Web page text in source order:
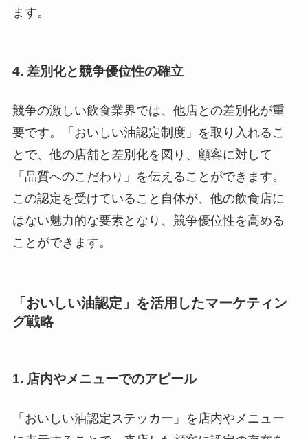
ます。
4. 差別化と競争優位性の確立
競争の激しい飲食業界では、他店との差別化が重
要です。「おいしい油認定制度」を取り入れるこ
とで、他の店舗と差別化を図り、顧客に対して
「品質へのこだわり」を伝えることができます。
この認定を受けていること自体が、他の飲食店に
はない魅力的な要素となり、競争優位性を高める
ことができます。
「おいしい油認定」を活用したマーケティン
グ戦略
1. 店内やメニューでのアピール
「おいしい油認定ステッカー」を店内やメニュー